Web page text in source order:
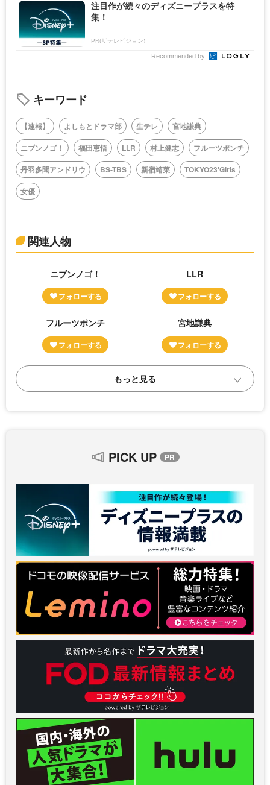
注目作が続々のディズニープラスを特
集！
PR(ザテレビジョン)
Recommended by
キーワード
【速報】 よしもとドラマ部 生テレ
宮地謙典
ニブンノゴ！
福田恵悟 LLR 村上健志
フルーツポンチ
丹羽多聞アンドリウ
BS-TBS 新宿靖菜
TOKYO23'Girls
女優
関連人物
ニブンノゴ！ LLR
フルーツポンチ 宮地謙典
PICK UP